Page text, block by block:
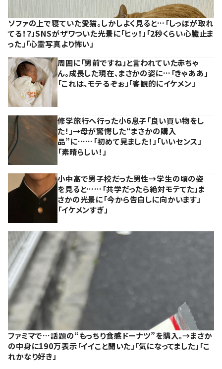
ソファの上で寝ていた愛猫。しかしよく見ると…「しっぽが取れ
てる！？」SNSがザワついた光景に「ヒッ！」「2秒くらい心臓止ま
った」「心霊写真より怖い」
周囲に「男前ですね」と言われていた赤ちゃ
ん。成長した現在、まさかの姿に…「きゃああ」
「これは、モテるぞぉ」「客観的にイケメン」
修学旅行へ行った小6息子「良い買い物をし
た！」→母が驚愕した“まさかの購入
品”に……「初めて見ました！」「いいセンス」
「素晴らしい！」
小中高で男子校だった男性→学生の頃の姿
を見ると……「共学だったら絶対モテてた」ま
さかの光景に「今から告白しに向かいます」
「イケメンすぎ」
ファミマで…話題の“もっちり食感ドーナツ”を購入。→まさか
の中身に190万表示「イイこと聞いた」「気になってました」「こ
れかなり好き」